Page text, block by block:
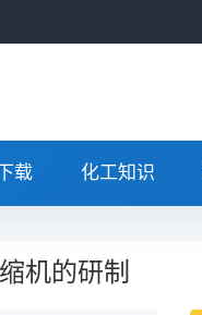
载 化工知识
机的研制